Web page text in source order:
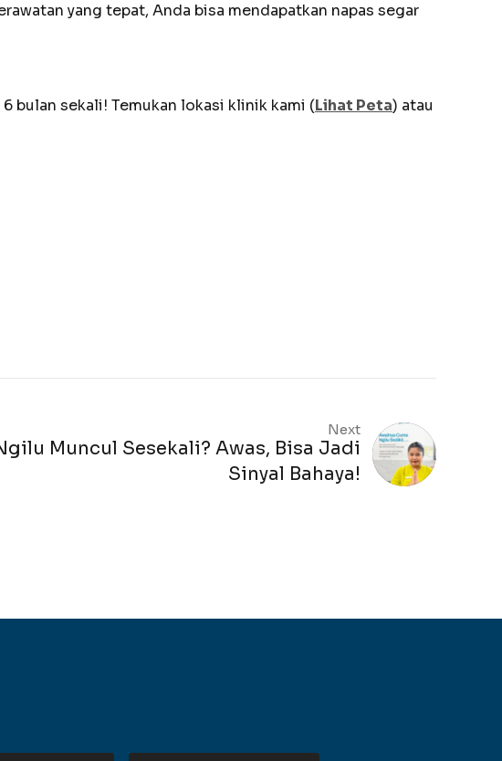
yang tepat, Anda bisa mendapatkan napas segar
bulan sekali! Temukan lokasi klinik kami (Lihat Peta) atau
Next
Muncul Sesekali? Awas, Bisa Jadi
Sinyal Bahaya!